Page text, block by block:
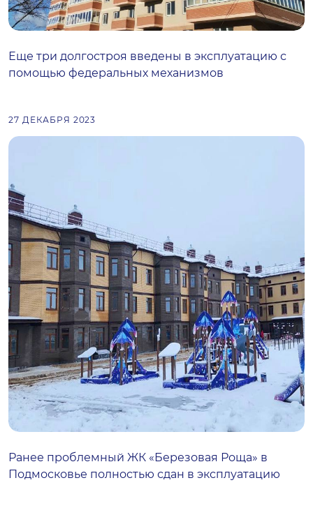
Еще три долгостроя введены в эксплуатацию с
помощью федеральных механизмов
27 ДЕКАБРЯ 2023
Ранее проблемный ЖК «Березовая Роща» в
Подмосковье полностью сдан в эксплуатацию